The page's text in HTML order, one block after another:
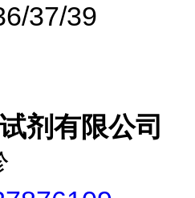
37/39
剂有限公司